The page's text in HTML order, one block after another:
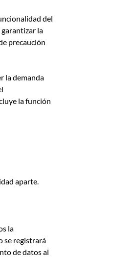
del
la
precaución
la demanda
la función
aparte.
la
se registrará
de datos al